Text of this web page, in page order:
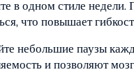
в одном стиле
что повышает
небольшие паузы
и позволяют